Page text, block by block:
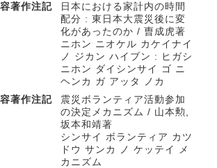
著作注記
日本における家計内の時間
配分 : 東日本大震災後に変
化があったのか / 曺成虎著
ニホン ニオケル カケイナイ
ノ ジカン ハイブン : ヒガシ
ニホン ダイシンサイ ゴ ニ
ヘンカ ガ アッタ ノカ
著作注記
震災ボランティア活動参加
の決定メカニズム / 山本勲,
坂本和靖著
シンサイ ボランティア カツ
ドウ サンカ ノ ケッテイ メ
カニズム